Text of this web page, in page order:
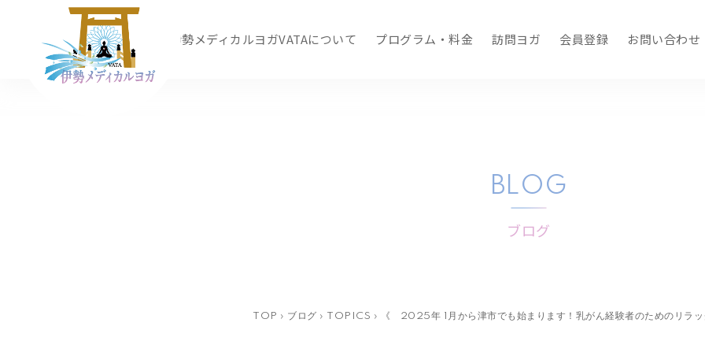
ブログ 伊勢メディカルヨガVATAについて プログラム・料金 訪問ヨガ 会員登録 お問い合わせ
BLOG
ブログ
TOP › ブログ › TOPICS › 《 2025年 1月から津市でも始まります！乳がん経験者のためのリラ